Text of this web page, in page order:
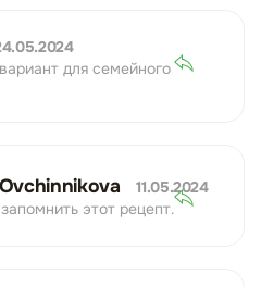
для семейного
11.05.2024
этот рецепт.